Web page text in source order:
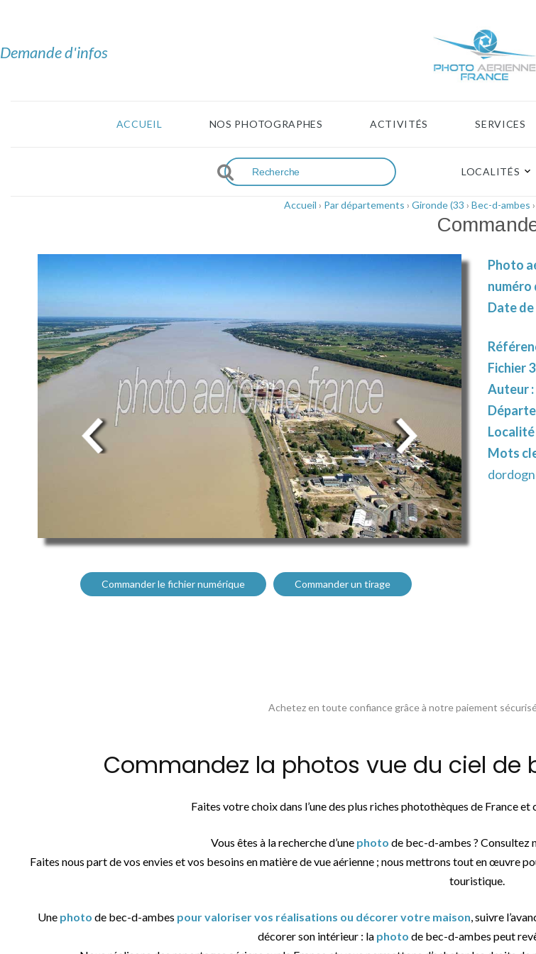
Demande d'infos
ACCUEIL NOS PHOTOGRAPHES ACTIVITÉS SERVICES
LOCALITÉS
Accueil › Par départements › Gironde (33 › Bec-d-ambes
Commander le fichier numérique Commander un tirage
Photo
numéro
Date de
Fichier
Auteur :
Localité
Mots
Achetez en toute confiance grâce à notre paiement
Commandez la photos vue du ciel
Faites votre choix dans l’une des plus riches photothèques de France
Vous êtes à la recherche d’une photo de bec-d-ambes ? Consultez
Faites nous part de vos envies et vos besoins en matière de vue aérienne ; nous mettrons tout en œuvre
touristique.
Une photo de bec-d-ambes pour valoriser vos réalisations ou décorer votre maison, suivre
décorer son intérieur : la photo de bec-d-ambes peut